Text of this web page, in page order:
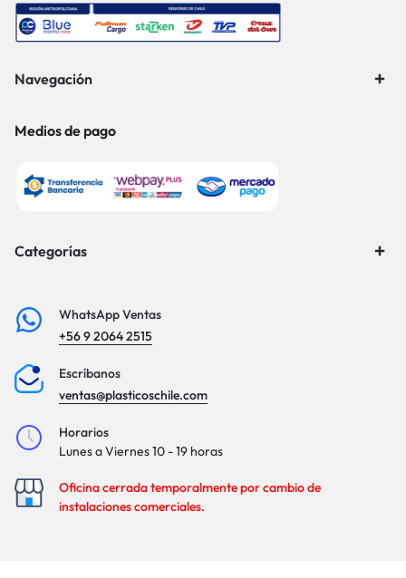
Navegación
Medios de pago
Categorías
WhatsApp Ventas
+56 9 2064 2515
Escríbanos
ventas@plasticoschile.com
Horarios
Lunes a Viernes 10 - 19 horas
Oficina cerrada temporalmente por cambio de
instalaciones comerciales.